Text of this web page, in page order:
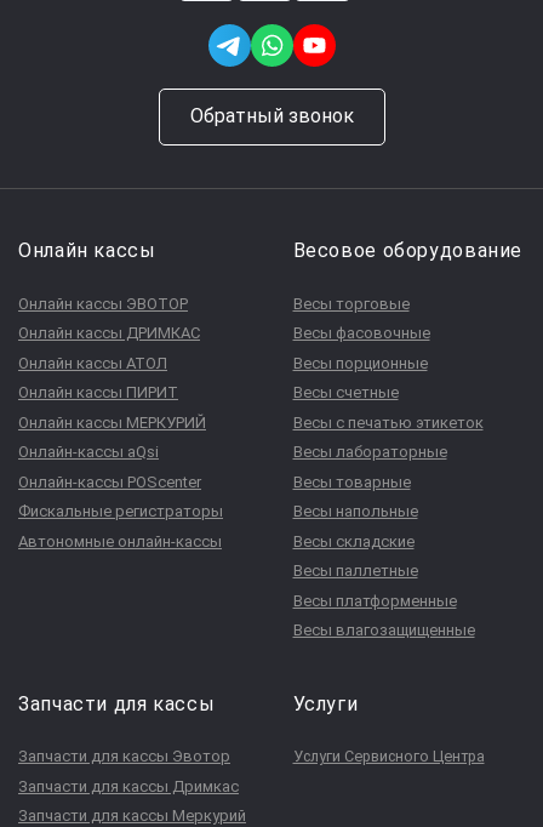
Обратный звонок
Онлайн кассы
Онлайн кассы ЭВОТОР
Онлайн кассы ДРИМКАС
Онлайн кассы АТОЛ
Онлайн кассы ПИРИТ
Онлайн кассы МЕРКУРИЙ
Онлайн-кассы aQsi
Онлайн-кассы POScenter
Фискальные регистраторы
Автономные онлайн-кассы
Весовое оборудование
Весы торговые
Весы фасовочные
Весы порционные
Весы счетные
Весы с печатью этикеток
Весы лабораторные
Весы товарные
Весы напольные
Весы складские
Весы паллетные
Весы платформенные
Весы влагозащищенные
Запчасти для кассы
Запчасти для кассы Эвотор
Запчасти для кассы Дримкас
Запчасти для кассы Меркурий
Услуги
Услуги Сервисного Центра